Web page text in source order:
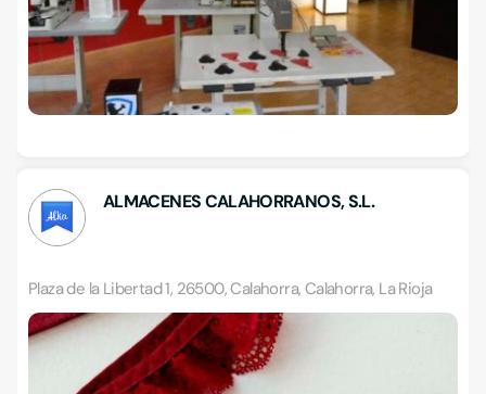
ALMACENES CALAHORRANOS, S.L.
Plaza de la Libertad 1, 26500, Calahorra, Calahorra, La Rioja